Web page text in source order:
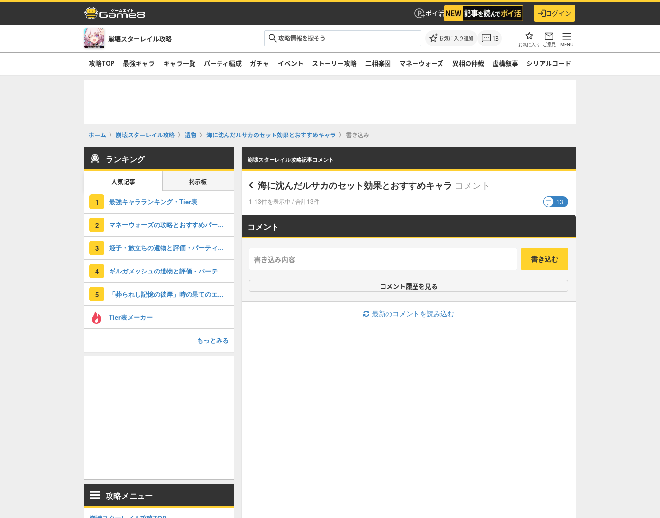
ポイ活 ログイン
崩壊スターレイル攻略 お気に入り追加 13
お気に入り ご意見 MENU
攻略TOP 最強キャラ キャラ一覧 パーティ編成 ガチャ イベント ストーリー攻略 二相楽園 マネーウォーズ 異相の仲裁 虚構叙事 シリアルコード
ホーム 崩壊スターレイル攻略 遺物 海に沈んだルサカのセット効果とおすすめキャラ 書き込み
崩壊スターレイル攻略記事コメント
海に沈んだルサカのセット効果とおすすめキャラ コメント
1-13件を表示中 / 合計13件 13
コメント
書き込む
コメント履歴を見る
最新のコメントを読み込む
ランキング
人気記事 掲示板
1 最強キャラランキング・Tier表
2 マネーウォーズの攻略とおすすめパーティ編成
3 姫子・旅立ちの遺物と評価・パーティ編成
4 ギルガメッシュの遺物と評価・パーティ編成
5 「葬られし記憶の彼岸」時の果てのエンドモと虫鳴秘話の攻略
Tier表メーカー
もっとみる
攻略メニュー